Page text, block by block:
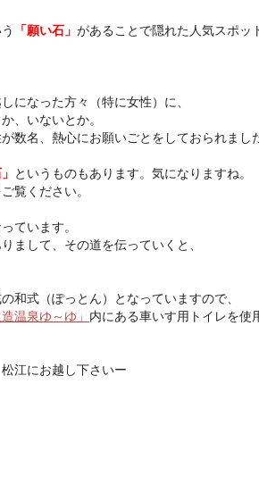
「願い石」 があることで隠れた人気スポッ
になった方々（特に女性）に、
、いないとか。
数名、熱心にお願いごとをしておられまし
というものもあります。気になりますね。
覧ください。
ています。
まして、その道を伝っていくと、
和式（ぽっとん）となっていますので、
造温泉ゆ～ゆ」 内にある車いす用トイレを使
江にお越し下さいー